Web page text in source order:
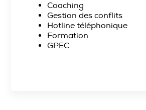
Coaching
Gestion des conflits
Hotline téléphonique
Formation
GPEC